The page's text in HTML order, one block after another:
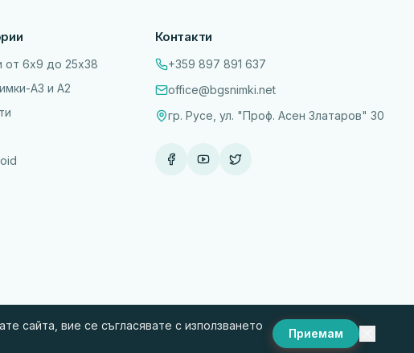
от 6x9 до 25х38
А3 и А2
Контакти
+359 897 891 637
office@bgsnimki.net
гр. Русе, ул. "Проф. Асен Златаров" 30
сайта, вие се съгласявате с използването
Приемам